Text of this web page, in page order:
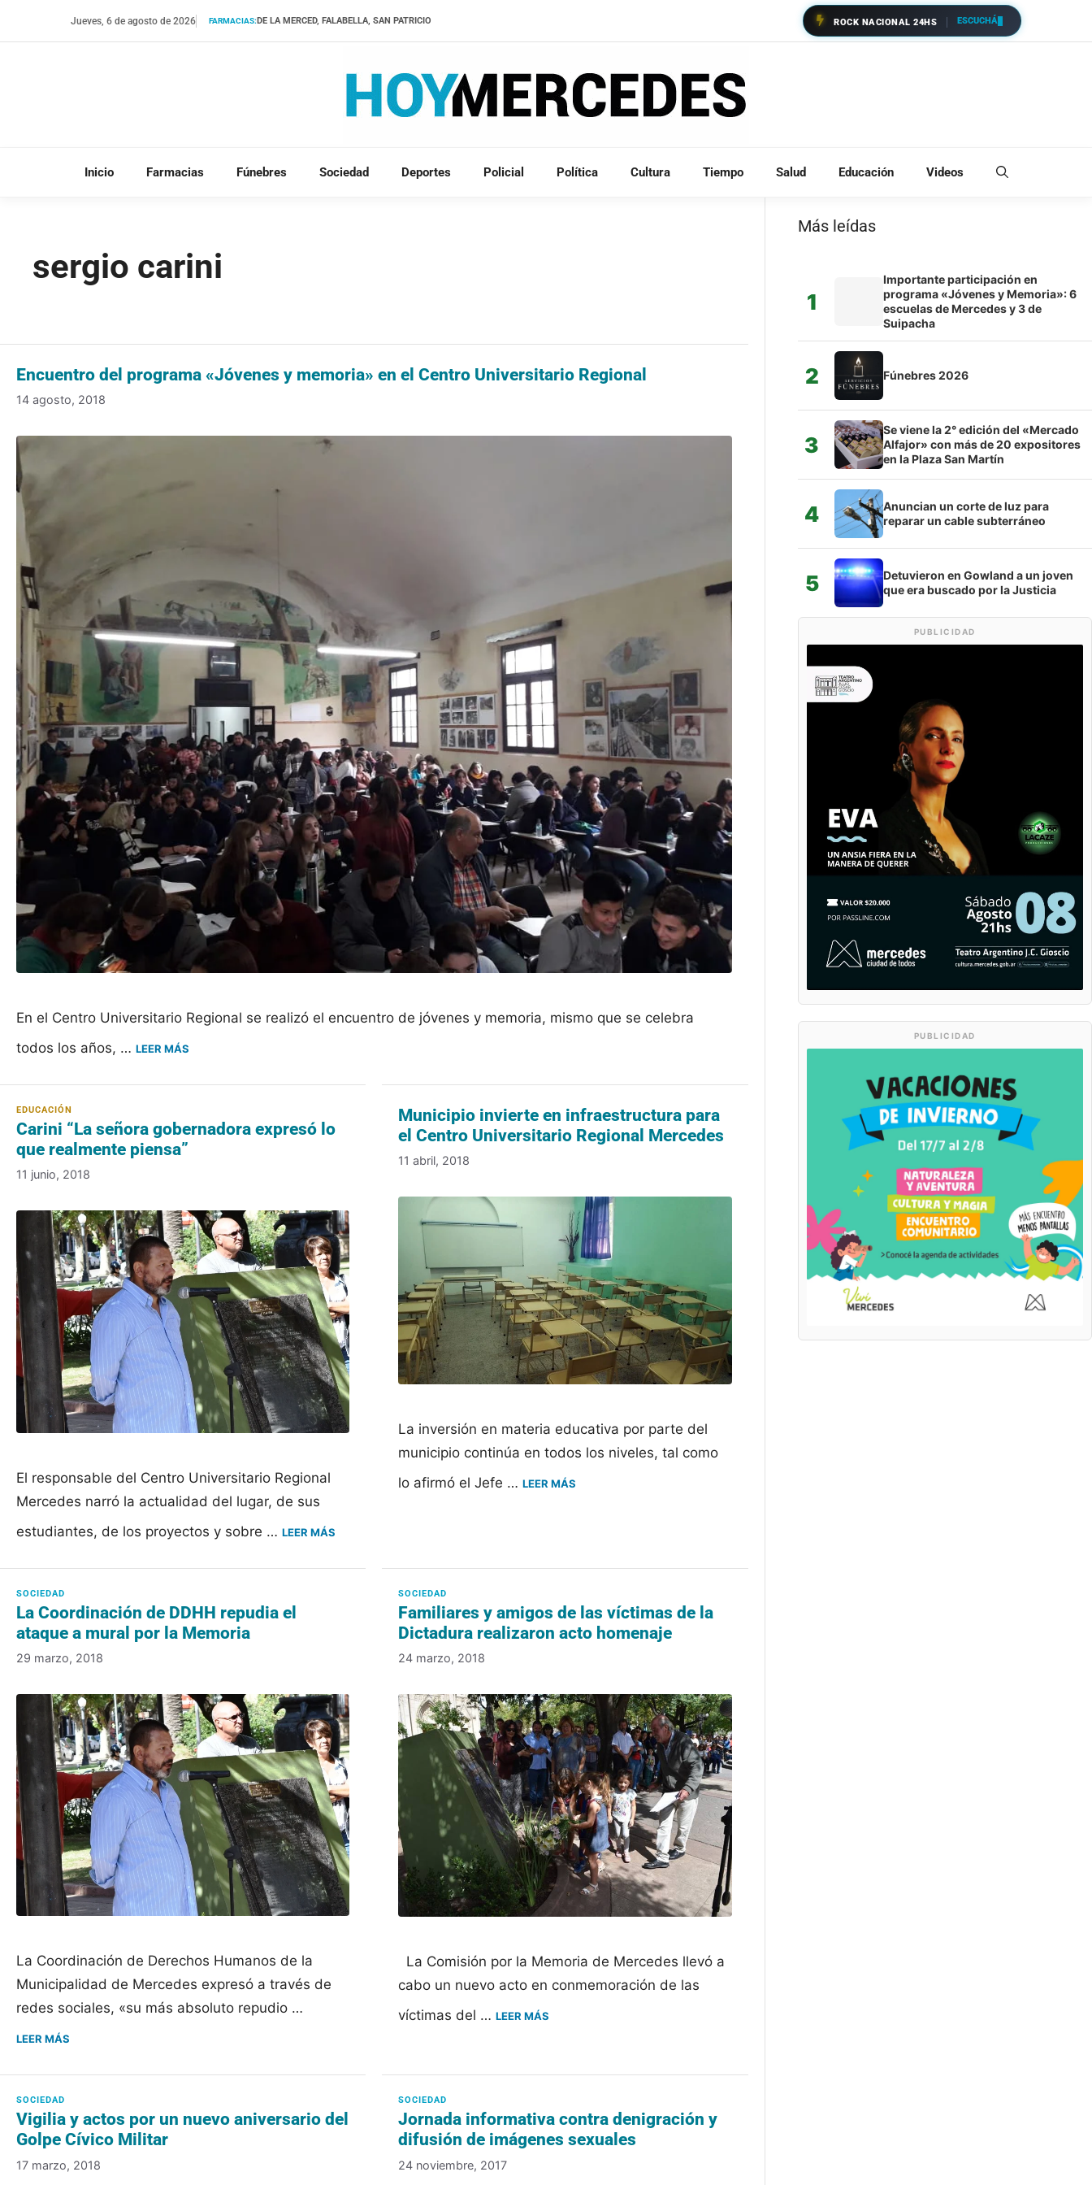
Jueves, 6 de agosto de 2026 FARMACIAS:DE LA MERCED, FALABELLA, SAN PATRICIO ROCK NACIONAL 24HS ESCUCHÁ
Inicio Farmacias Fúnebres Sociedad Deportes Policial Política Cultura Tiempo Salud Educación Videos
sergio carini
Encuentro del programa «Jóvenes y memoria» en el Centro Universitario Regional
14 agosto, 2018
En el Centro Universitario Regional se realizó el encuentro de jóvenes y memoria, mismo que se celebra
todos los años, … LEER MÁS
Carini “La señora gobernadora expresó lo
que realmente piensa”
11 junio, 2018
El responsable del Centro Universitario Regional
Mercedes narró la actualidad del lugar, de sus
estudiantes, de los proyectos y sobre … LEER MÁS
Municipio invierte en infraestructura para
el Centro Universitario Regional Mercedes
11 abril, 2018
La inversión en materia educativa por parte del
municipio continúa en todos los niveles, tal como
lo afirmó el Jefe …LEER MÁS
La Coordinación de DDHH repudia el
ataque a mural por la Memoria
29 marzo, 2018
La Coordinación de Derechos Humanos de la
Municipalidad de Mercedes expresó a través de
redes sociales, «su más absoluto repudio …
LEER MÁS
Familiares y amigos de las víctimas de la
Dictadura realizaron acto homenaje
24 marzo, 2018
La Comisión por la Memoria de Mercedes llevó a
cabo un nuevo acto en conmemoración de las
víctimas del …LEER MÁS
Vigilia y actos por un nuevo aniversario del
Golpe Cívico Militar
17 marzo, 2018
Jornada informativa contra denigración y
difusión de imágenes sexuales
24 noviembre, 2017
Más leídas
1
Importante participación en
programa «Jóvenes y Memoria»: 6
escuelas de Mercedes y 3 de
Suipacha
2 Fúnebres 2026
3
Se viene la 2° edición del «Mercado
Alfajor» con más de 20 expositores
en la Plaza San Martín
4
Anuncian un corte de luz para
reparar un cable subterráneo
5
Detuvieron en Gowland a un joven
que era buscado por la Justicia
PUBLICIDAD
PUBLICIDAD